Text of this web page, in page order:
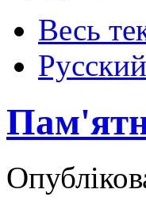
Весь
Русский